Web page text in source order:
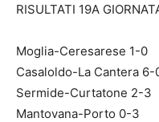
RISULTATI 19A
Moglia-Ceresarese 1-0
Casaloldo-La Cantera 6-
Sermide-Curtatone 2-3
Mantovana-Porto 0-3